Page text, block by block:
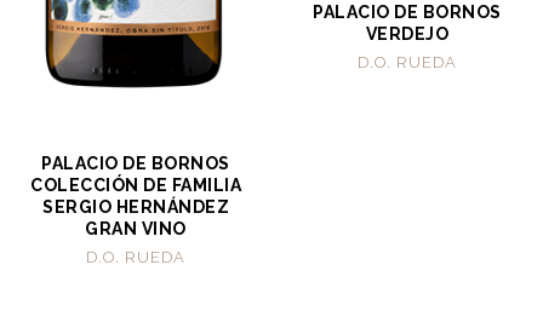
PALACIO DE BORNOS
COLECCIÓN DE FAMILIA
SERGIO HERNÁNDEZ
GRAN VINO
D.O. RUEDA
PALACIO DE BORNOS
VERDEJO
D.O. RUEDA